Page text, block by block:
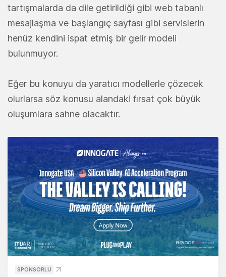
tartışmalarda da dile getirildiği gibi web tabanlı
mesajlaşma ve başlangıç sayfası gibi servislerin
henüz kendini ispat etmiş bir gelir modeli
bulunmuyor.
Eğer bu konuyu da yaratıcı modellerle çözecek
olurlarsa söz konusu alandaki fırsat çok büyük
oluşumlara sahne olacaktır.
SPONSORLU